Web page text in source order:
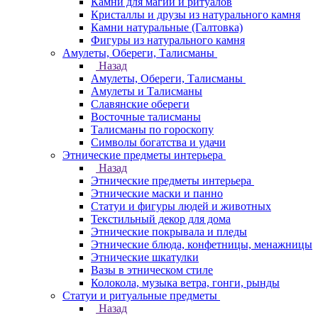
Кристаллы и друзы из натурального камня
Камни натуральные (Галтовка)
Фигуры из натурального камня
Амулеты, Обереги, Талисманы
Назад
Амулеты, Обереги, Талисманы
Амулеты и Талисманы
Славянские обереги
Восточные талисманы
Талисманы по гороскопу
Символы богатства и удачи
Этнические предметы интерьера
Назад
Этнические предметы интерьера
Этнические маски и панно
Статуи и фигуры людей и животных
Текстильный декор для дома
Этнические покрывала и пледы
Этнические блюда, конфетницы, менажницы
Этнические шкатулки
Вазы в этническом стиле
Колокола, музыка ветра, гонги, рынды
Статуи и ритуальные предметы
Назад